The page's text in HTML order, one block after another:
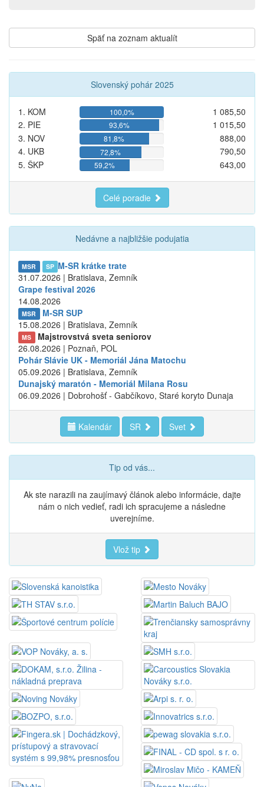
Späť na zoznam aktualít
Slovenský pohár 2025
1. KOM 100,0%
1 085,50
2. PIE
93,6%
1 015,50
3. NOV
81,8%
888,00
4. UKB
72,8%
790,50
5. ŠKP
59,2% 643,00
Celé poradie
Nedávne a najbližšie podujatia
MSR SP M-SR krátke trate
31.07.2026 | Bratislava, Zemník
Grape festival 2026
14.08.2026
MSR
M-SR SUP
15.08.2026 | Bratislava, Zemník
MS
Majstrovstvá sveta seniorov
26.08.2026 | Poznaň, POL
Pohár Slávie UK - Memoriál Jána Matochu
05.09.2026 | Bratislava, Zemník
Dunajský maratón - Memoriál Milana Rosu
06.09.2026 | Dobrohošť - Gabčíkovo, Staré koryto Dunaja
Kalendár SR Svet
Tip od vás...
Ak ste narazili na zaujímavý článok alebo informácie, dajte
nám o nich vedieť, radi ich spracujeme a následne
uverejníme.
Vlož tip